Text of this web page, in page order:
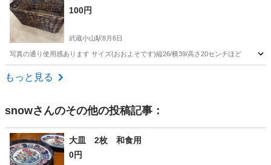
100円
武蔵小山駅8月6日
写真の通り使用感あります サイズ(おおよそです)縦26/横39/高さ20センチほど
東京 品川区
もっと見る
snowさんのその他の投稿記事：
大皿 2枚 和食用
0円